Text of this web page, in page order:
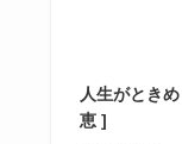
人生がとき
恵 ]